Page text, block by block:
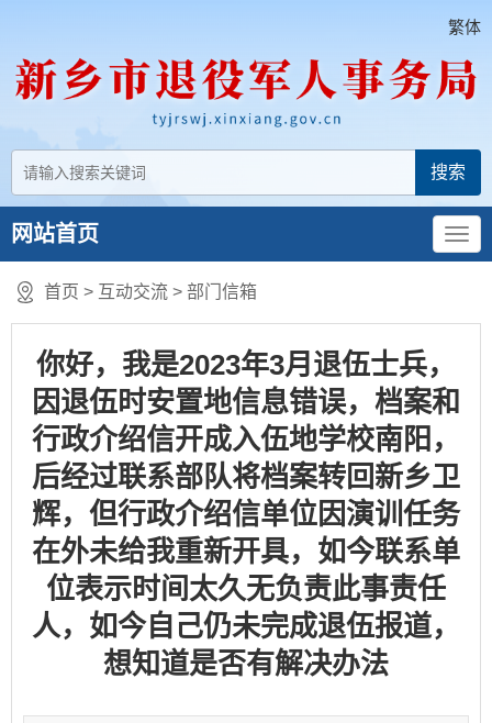
繁体
网站首页
首页 > 互动交流 > 部门信箱
你好，我是2023年3月退伍士兵，
因退伍时安置地信息错误，档案和
行政介绍信开成入伍地学校南阳，
后经过联系部队将档案转回新乡卫
辉，但行政介绍信单位因演训任务
在外未给我重新开具，如今联系单
位表示时间太久无负责此事责任
人，如今自己仍未完成退伍报道，
想知道是否有解决办法